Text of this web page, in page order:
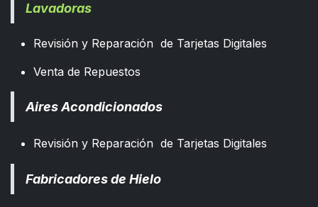
Lavadoras
Revisión y Reparación de Tarjetas Digitales
Venta de Repuestos
Aires Acondicionados
Revisión y Reparación de Tarjetas Digitales
Fabricadores de Hielo